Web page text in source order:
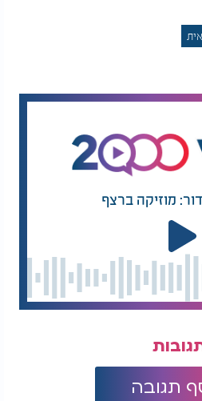
מוזיקה ברצף
תגובה